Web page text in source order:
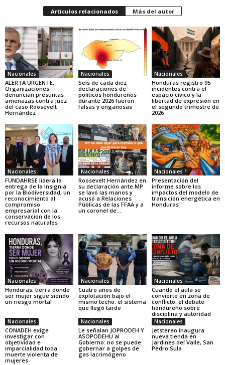
Artículos relacionados Más del autor
Nacionales
ALERTA URGENTE:
Organizaciones
denuncian presuntas
amenazas contra juez
del caso Roosevelt
Hernández
Nacionales
Seis de cada diez
declaraciones de
políticos hondureños
durante 2026 fueron
falsas y engañosas
Nacionales
Honduras registró 95
incidentes contra el
espacio cívico y la
libertad de expresión en
el segundo trimestre de
2026
Nacionales
FUNDAHRSE lidera la
entrega de la Insignia
por la Biodiversidad, un
reconocimiento al
compromiso
empresarial con la
conservación de los
recursos naturales
Nacionales
Roosevelt Hernández en
su declaración ante MP
se lavó las manos y
acusó a Relaciones
Públicas de las FFAA y a
un coronel de...
Nacionales
Presentación del
informe sobre los
impactos del modelo de
transición energética en
Honduras
Nacionales
Honduras, tierra donde
ser mujer sigue siendo
un riesgo mortal
Nacionales
Cuatro años de
explotación bajo el
mismo techo: el sistema
que llegó tarde
Nacionales
Cuando el aula se
convierte en zona de
conflicto: el debate
hondureño sobre
disciplina y autoridad
Nacionales
CONADEH exige
investigar con
objetividad e
imparcialidad toda
muerte violenta de
mujeres
Nacionales
Le señalan JOPRODEH Y
ASOPODEHU al
Gobierno: no se puede
gobernar a golpes de
gas lacrimógeno
Nacionales
Jetstereo inaugura
nueva tienda en
Jardines del Valle, San
Pedro Sula